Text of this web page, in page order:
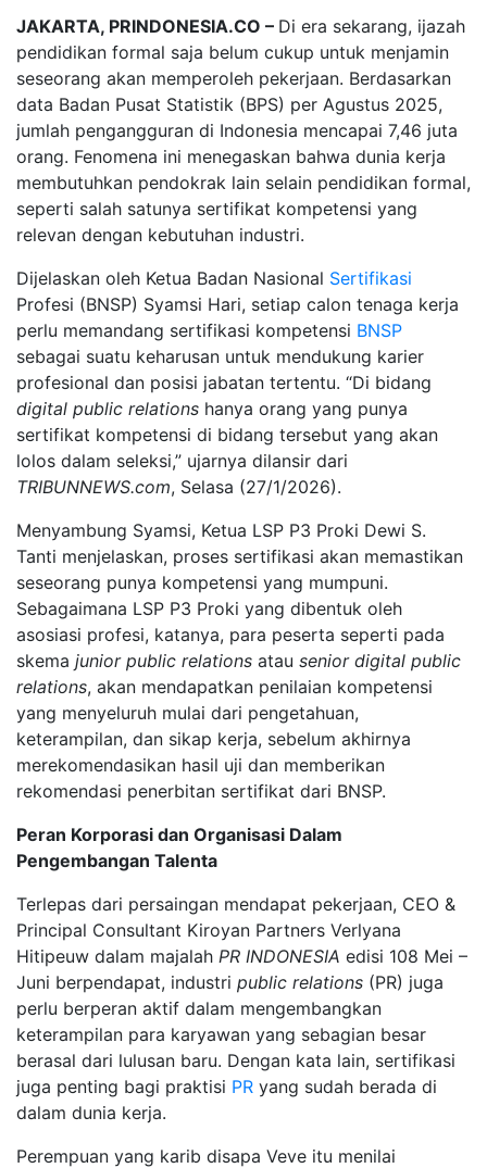
JAKARTA, PRINDONESIA.CO – Di era sekarang, ijazah
pendidikan formal saja belum cukup untuk menjamin
seseorang akan memperoleh pekerjaan. Berdasarkan
data Badan Pusat Statistik (BPS) per Agustus 2025,
jumlah pengangguran di Indonesia mencapai 7,46 juta
orang. Fenomena ini menegaskan bahwa dunia kerja
membutuhkan pendokrak lain selain pendidikan formal,
seperti salah satunya sertifikat kompetensi yang
relevan dengan kebutuhan industri.
Dijelaskan oleh Ketua Badan Nasional Sertifikasi
Profesi (BNSP) Syamsi Hari, setiap calon tenaga kerja
perlu memandang sertifikasi kompetensi BNSP
sebagai suatu keharusan untuk mendukung karier
profesional dan posisi jabatan tertentu. “Di bidang
digital public relations hanya orang yang punya
sertifikat kompetensi di bidang tersebut yang akan
lolos dalam seleksi,” ujarnya dilansir dari
TRIBUNNEWS.com, Selasa (27/1/2026).
Menyambung Syamsi, Ketua LSP P3 Proki Dewi S.
Tanti menjelaskan, proses sertifikasi akan memastikan
seseorang punya kompetensi yang mumpuni.
Sebagaimana LSP P3 Proki yang dibentuk oleh
asosiasi profesi, katanya, para peserta seperti pada
skema junior public relations atau senior digital public
relations, akan mendapatkan penilaian kompetensi
yang menyeluruh mulai dari pengetahuan,
keterampilan, dan sikap kerja, sebelum akhirnya
merekomendasikan hasil uji dan memberikan
rekomendasi penerbitan sertifikat dari BNSP.
Peran Korporasi dan Organisasi Dalam
Pengembangan Talenta
Terlepas dari persaingan mendapat pekerjaan, CEO &
Principal Consultant Kiroyan Partners Verlyana
Hitipeuw dalam majalah PR INDONESIA edisi 108 Mei –
Juni berpendapat, industri public relations (PR) juga
perlu berperan aktif dalam mengembangkan
keterampilan para karyawan yang sebagian besar
berasal dari lulusan baru. Dengan kata lain, sertifikasi
juga penting bagi praktisi PR yang sudah berada di
dalam dunia kerja.
Perempuan yang karib disapa Veve itu menilai